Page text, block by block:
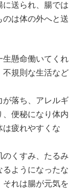
送られ、腸では
のは体の外へと送
生懸命働いてくれ
不規則な生活など
が落ち、アレルギ
、便秘になり体内
は疲れやすくな
くすみ、たるみ
るようになったな
それは腸が元気を